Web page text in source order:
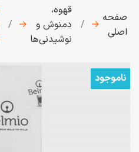
صفحه
اصلی
→
قهوه،
دمنوش و
نوشیدنی‌ها
→
ناموجود